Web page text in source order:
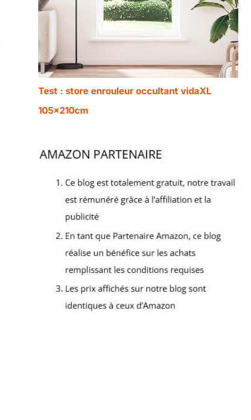
Test : store enrouleur occultant vidaXL
105x210cm